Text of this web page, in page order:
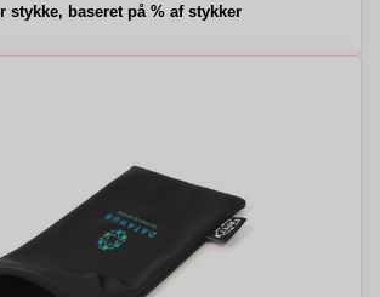
stykke, baseret på % af stykker